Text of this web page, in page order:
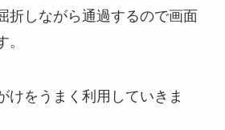
折しながら通過するので画面
けをうまく利用していきま